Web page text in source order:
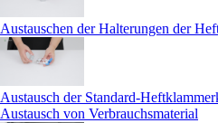
Austauschen der Halterungen der
Austausch der Standard-
Austausch von Verbrauchsmaterial